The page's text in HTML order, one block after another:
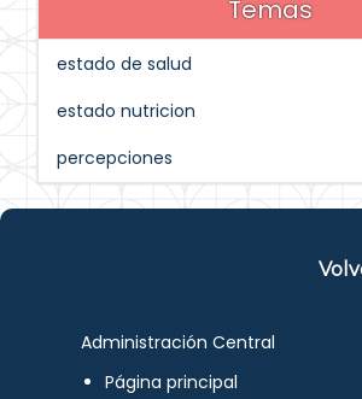
Temas
estado de salud
estado nutricion
percepciones
Administración Central
Página principal